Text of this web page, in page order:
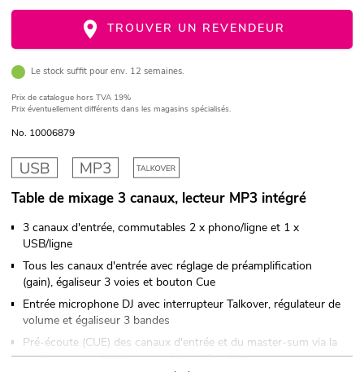
TROUVER UN REVENDEUR
Le stock suffit pour env. 12 semaines.
Prix de catalogue hors TVA 19%
Prix éventuellement différents dans les magasins spécialisés.
No. 10006879
Table de mixage 3 canaux, lecteur MP3 intégré
3 canaux d'entrée, commutables 2 x phono/ligne et 1 x
USB/ligne
Tous les canaux d'entrée avec réglage de préamplification
(gain), égaliseur 3 voies et bouton Cue
Entrée microphone DJ avec interrupteur Talkover, régulateur de
volume et égaliseur 3 bandes
Pré-écoute (CUE) des canaux d'entrée et du master-sum via la
sortie casque réglable, avec réglage Cue-Mix